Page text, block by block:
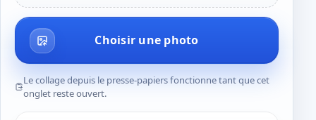
Choisir une photo
Le collage depuis le presse-papiers fonctionne tant que cet
onglet reste ouvert.